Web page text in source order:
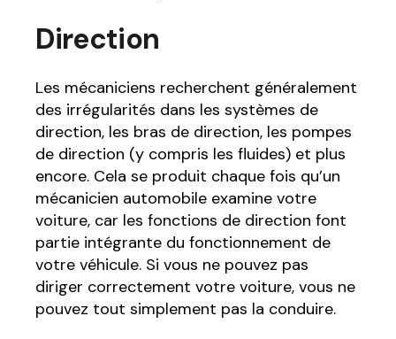
Direction
Les mécaniciens recherchent généralement
des irrégularités dans les systèmes de
direction, les bras de direction, les pompes
de direction (y compris les fluides) et plus
encore. Cela se produit chaque fois qu’un
mécanicien automobile examine votre
voiture, car les fonctions de direction font
partie intégrante du fonctionnement de
votre véhicule. Si vous ne pouvez pas
diriger correctement votre voiture, vous ne
pouvez tout simplement pas la conduire.